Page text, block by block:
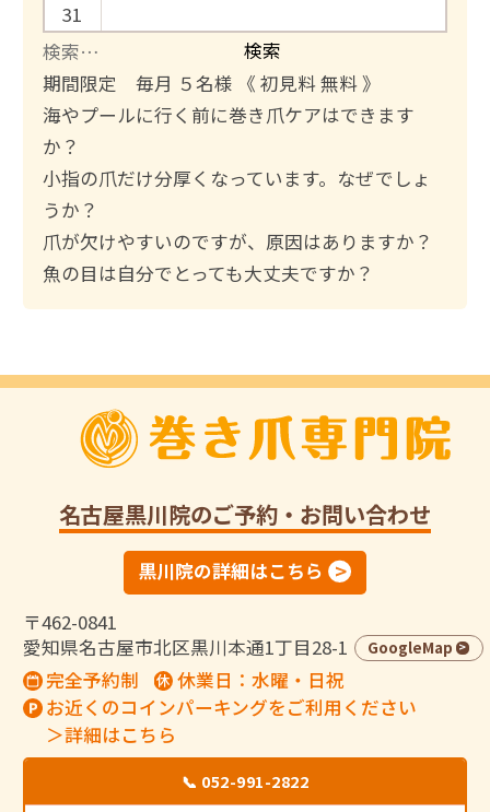
31
検
索
:
期間限定 毎月 ５名様 《 初見料 無料 》
海やプールに行く前に巻き爪ケアはできます
か？
小指の爪だけ分厚くなっています。なぜでしょ
うか？
爪が欠けやすいのですが、原因はありますか？
魚の目は自分でとっても大丈夫ですか？
名古屋黒川院のご予約・お問い合わせ
黒川院の詳細はこちら
〒462-0841
愛知県名古屋市北区黒川本通1丁目28-1
GoogleMap
完全予約制
休業日：水曜・日祝
お近くのコインパーキングをご利用ください
＞詳細はこちら
📞 052-991-2822